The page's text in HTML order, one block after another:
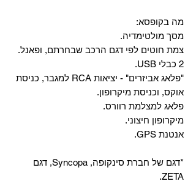
מה בקופסא:
מסך מולטימדיה.
צמת חוטים לפי דגם הרכב שבחרתם, ופאנל.
2 כבלי USB.
"פלאג אביזרים" - יציאות RCA למגבר, כניסת
אוקס, וכניסת מיקרופון.
פלאג למצלמת רוורס.
מיקרופון חיצוני.
אנטנת GPS.
*דגם של חברת סינקופה, Syncopa, דגם
ZETA.